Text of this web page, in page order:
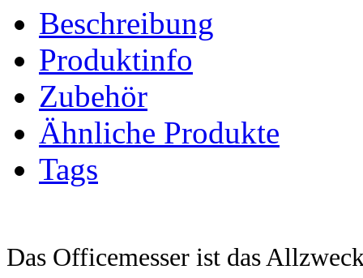
Beschreibung
Produktinfo
Zubehör
Ähnliche Produkte
Tags
Das Officemesser ist das